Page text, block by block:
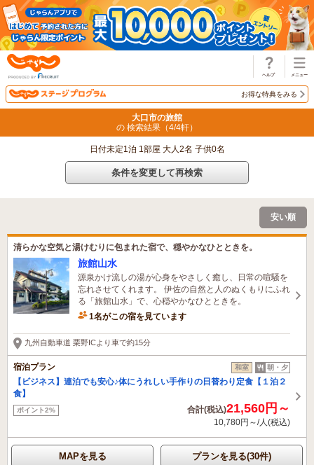
お得な特典をみる
大口市の旅館
の 検索結果（4/4軒）
日付未定1泊 1部屋 大人2名 子供0名
条件を変更して再検索
安い順
清らかな空気と湯けむりに包まれた宿で、穏やかなひとときを。
旅館山水
源泉かけ流しの湯が心身をやさしく癒し、日常の喧騒を
忘れさせてくれます。 伊佐の自然と人のぬくもりにふれ
る「旅館山水」で、心穏やかなひとときを。
1名がこの宿を見ています
九州自動車道 栗野ICより車で約15分
宿泊プラン 和室 朝・夕
【ビジネス】連泊でも安心♪体にうれしい手作りの日替わり定食【１泊２
食】
ポイント2% 合計(税込)21,560円～
10,780円～/人(税込)
MAPを見る プランを見る(30件)